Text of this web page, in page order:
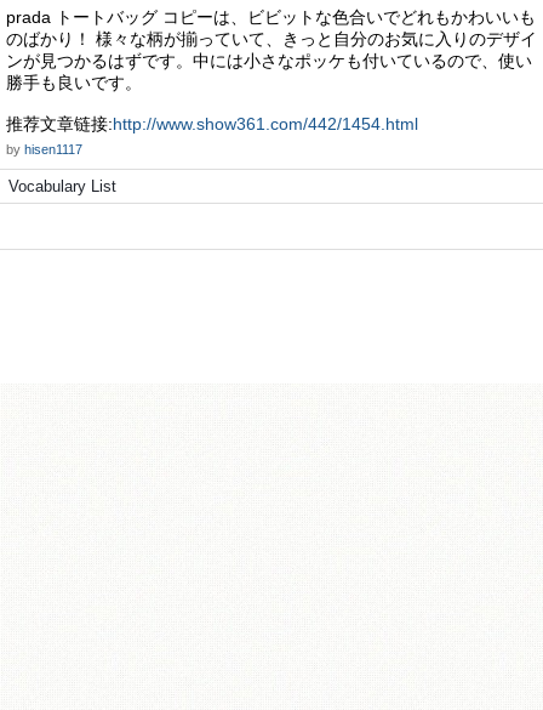
prada トートバッグ コピーは、ビビットな色合いでどれもかわいいも
のばかり！ 様々な柄が揃っていて、きっと自分のお気に入りのデザイ
ンが見つかるはずです。中には小さなポッケも付いているので、使い
勝手も良いです。
推荐文章链接:http://www.show361.com/442/1454.html
by hisen1117
Vocabulary List